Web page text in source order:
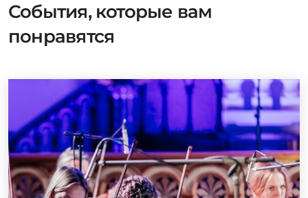
События, которые вам
понравятся